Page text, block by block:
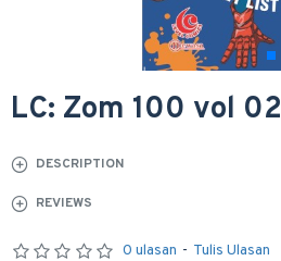
LC: Zom 100 vol 02
DESCRIPTION
REVIEWS
0 ulasan - Tulis Ulasan